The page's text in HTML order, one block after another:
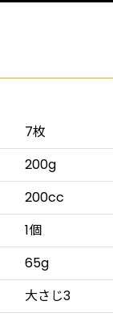
7枚
200g
200cc
1個
65g
大さじ3